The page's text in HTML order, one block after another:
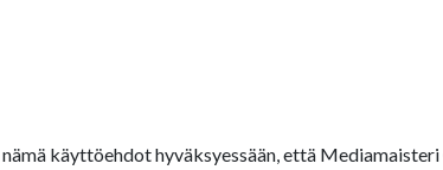
käyttöehdot hyväksyessään, että